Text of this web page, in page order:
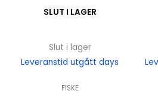
SLUT I LAGER
Slut i lager
Leveranstid utgått days
FISKE